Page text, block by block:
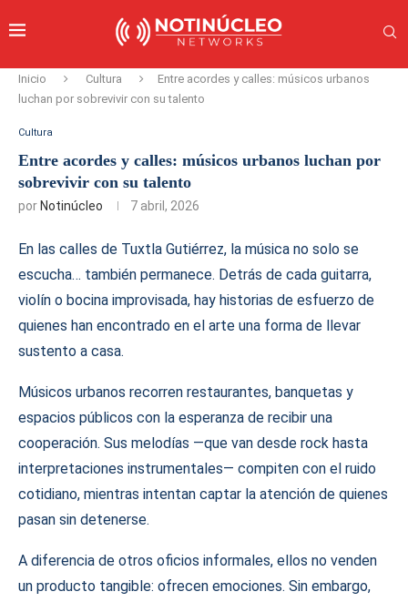
Inicio Cultura
Entre acordes y calles: músicos urbanos
luchan por sobrevivir con su talento
Cultura
Entre acordes y calles: músicos urbanos luchan por
sobrevivir con su talento
por Notinúcleo 7 abril, 2026
En las calles de Tuxtla Gutiérrez, la música no solo se
escucha… también permanece. Detrás de cada guitarra,
violín o bocina improvisada, hay historias de esfuerzo de
quienes han encontrado en el arte una forma de llevar
sustento a casa.
Músicos urbanos recorren restaurantes, banquetas y
espacios públicos con la esperanza de recibir una
cooperación. Sus melodías —que van desde rock hasta
interpretaciones instrumentales— compiten con el ruido
cotidiano, mientras intentan captar la atención de quienes
pasan sin detenerse.
A diferencia de otros oficios informales, ellos no venden
un producto tangible: ofrecen emociones. Sin embargo,